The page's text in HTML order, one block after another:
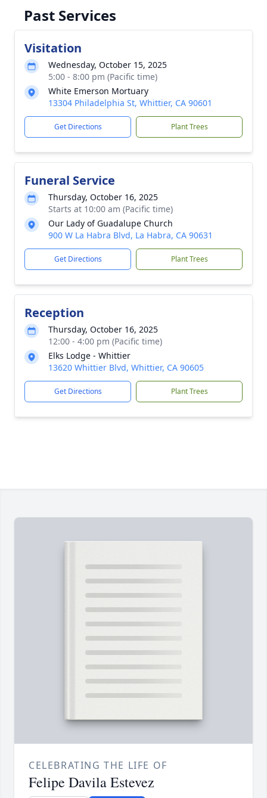
Past Services
Visitation
Wednesday, October 15, 2025
5:00 - 8:00 pm (Pacific time)
White Emerson Mortuary
13304 Philadelphia St, Whittier, CA 90601
Get Directions Plant Trees
Funeral Service
Thursday, October 16, 2025
Starts at 10:00 am (Pacific time)
Our Lady of Guadalupe Church
900 W La Habra Blvd, La Habra, CA 90631
Get Directions Plant Trees
Reception
Thursday, October 16, 2025
12:00 - 4:00 pm (Pacific time)
Elks Lodge - Whittier
13620 Whittier Blvd, Whittier, CA 90605
Get Directions Plant Trees
CELEBRATING THE LIFE OF
Felipe Davila Estevez